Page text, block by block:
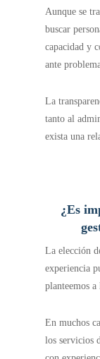
Aunque se
buscar
capacidad y
ante
La
tanto al
exista una
¿Es
La elección
experiencia
planteemos
En muchos
los servicios